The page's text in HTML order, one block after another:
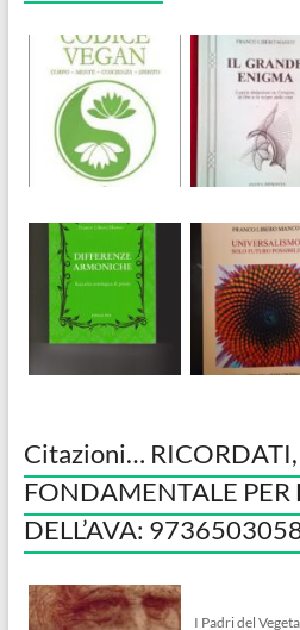
Citazioni… RICORDATI,
FONDAMENTALE PER
DELL’AVA:
I Padri del